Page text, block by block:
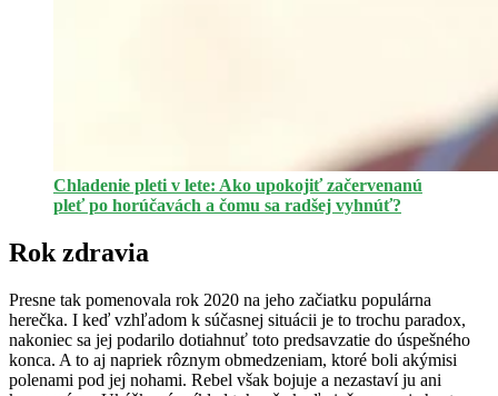
Chladenie pleti v lete: Ako upokojiť začervenanú
pleť po horúčavách a čomu sa radšej vyhnúť?
Rok zdravia
Presne tak pomenovala rok 2020 na jeho začiatku populárna
herečka. I keď vzhľadom k súčasnej situácii je to trochu paradox,
nakoniec sa jej podarilo dotiahnuť toto predsavzatie do úspešného
konca. A to aj napriek rôznym obmedzeniam, ktoré boli akýmisi
polenami pod jej nohami. Rebel však bojuje a nezastaví ju ani